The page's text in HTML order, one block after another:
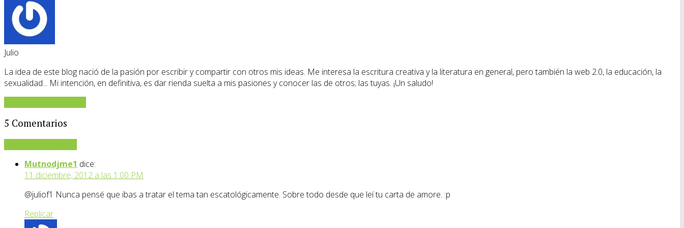
Julio
La idea de este blog nació de la pasión por escribir y compartir con otros mis ideas. Me interesa la escritura creativa y la literatura en general, pero también la web 2.0, la educación, la
sexualidad... Mi intención, en definitiva, es dar rienda suelta a mis pasiones y conocer las de otros; las tuyas. ¡Un saludo!
5 Comentarios
Mutnodjme1 dice:
11 diciembre, 2012 a las 1:00 PM
@juliof1 Nunca pensé que ibas a tratar el tema tan escatológicamente. Sobre todo desde que leí tu carta de amore. :p
Replicar